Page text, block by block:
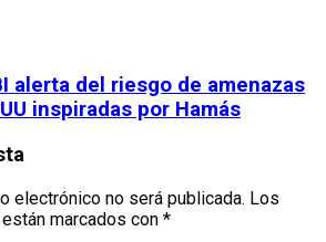
alerta del riesgo de amenazas
inspiradas por Hamás
electrónico no será publicada. Los
marcados con *